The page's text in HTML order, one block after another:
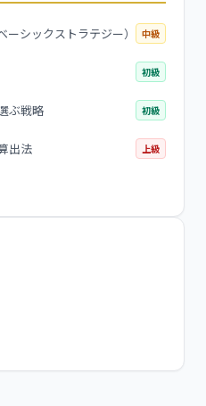
シックストラテジー） 中級
初級
ぶ戦略 初級
出法 上級